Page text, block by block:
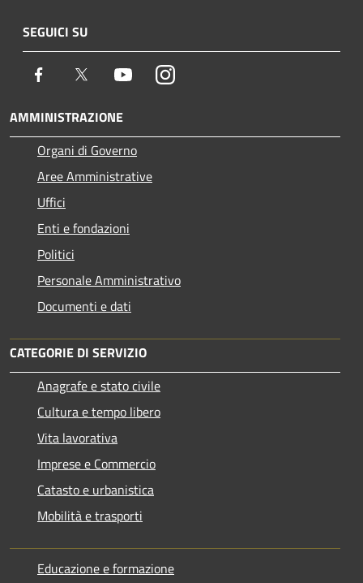
SEGUICI SU
Facebook Twitter YoutubeInstagram
AMMINISTRAZIONE
Organi di Governo
Aree Amministrative
Uffici
Enti e fondazioni
Politici
Personale Amministrativo
Documenti e dati
CATEGORIE DI SERVIZIO
Anagrafe e stato civile
Cultura e tempo libero
Vita lavorativa
Imprese e Commercio
Catasto e urbanistica
Mobilità e trasporti
Educazione e formazione